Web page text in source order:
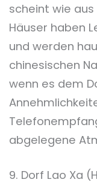
scheint wie aus
Häuser haben
und werden
chinesischen
wenn es dem
abgelegene
9. Dorf Lao Xa